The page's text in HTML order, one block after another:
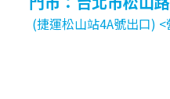
(捷運松山站4A號出口)